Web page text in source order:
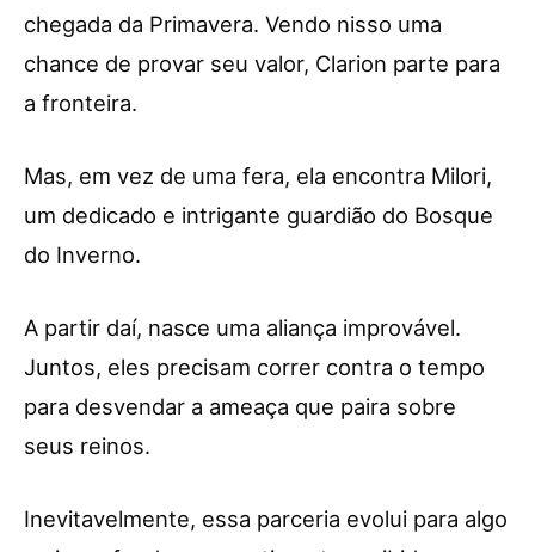
chegada da Primavera. Vendo nisso uma
chance de provar seu valor, Clarion parte para
a fronteira.
Mas, em vez de uma fera, ela encontra Milori,
um dedicado e intrigante guardião do Bosque
do Inverno.
A partir daí, nasce uma aliança improvável.
Juntos, eles precisam correr contra o tempo
para desvendar a ameaça que paira sobre
seus reinos.
Inevitavelmente, essa parceria evolui para algo